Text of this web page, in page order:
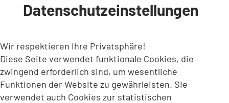
INHALT ANSPRINGEN
Datenschutzeinstellungen
Wir respektieren Ihre Privatsphäre!
Diese Seite verwendet funktionale Cookies, die
zwingend erforderlich sind, um wesentliche
Funktionen der Website zu gewährleisten. Sie
verwendet auch Cookies zur statistischen